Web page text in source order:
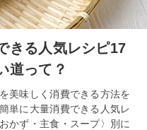
きる人気レシピ17
道って？
美味しく消費できる方法を
単に大量消費できる人気レ
かず・主食・スープ〉別に